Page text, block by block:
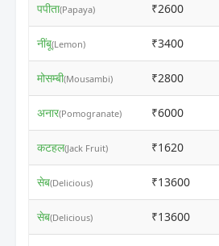
पपीता(Papaya) ₹2600
नींबू(Lemon) ₹3400
मोसम्बी(Mousambi) ₹2800
अनार(Pomogranate) ₹6000
कटहल(Jack Fruit) ₹1620
सेब(Delicious) ₹13600
सेब(Delicious) ₹13600